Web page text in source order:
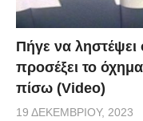
Πήγε να ληστέψει
προσέξει το
πίσω (Video)
19 ΔΕΚΕΜΒΡΊΟΥ, 2023